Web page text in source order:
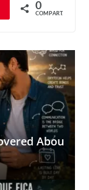
0
COMPART.
Abou